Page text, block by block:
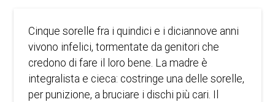
Cinque sorelle fra i quindici e i diciannove anni
vivono infelici, tormentate da genitori che
credono di fare il loro bene. La madre è
integralista e cieca: costringe una delle sorelle,
per punizione, a bruciare i dischi più cari. Il